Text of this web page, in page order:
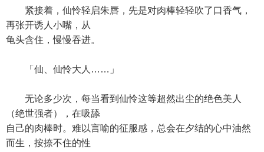
紧接着，仙怜轻启朱唇，先是对肉棒轻轻吹了口香气，
再张开诱人小嘴，从
龟头含住，慢慢吞进。
「仙、仙怜大人……」
无论多少次，每当看到仙怜这等超然出尘的绝色美人
（绝世强者），在吸舔
自己的肉棒时。难以言喻的征服感，总会在夕结的心中油然
而生，按捺不住的性